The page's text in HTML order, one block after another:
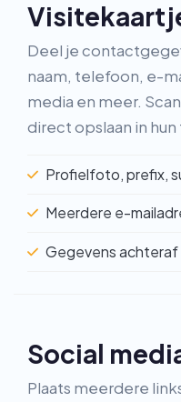
Deel je
naam, telefoon, e-
media en meer.
direct opslaan in
Profielfoto, prefix,
Meerdere e-
Gegevens achteraf
Social
Plaats meerdere